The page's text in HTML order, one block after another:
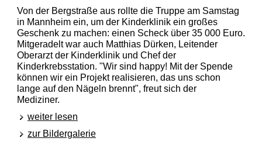
Von der Bergstraße aus rollte die Truppe am Samstag
in Mannheim ein, um der Kinderklinik ein großes
Geschenk zu machen: einen Scheck über 35 000 Euro.
Mitgeradelt war auch Matthias Dürken, Leitender
Oberarzt der Kinderklinik und Chef der
Kinderkrebsstation. "Wir sind happy! Mit der Spende
können wir ein Projekt realisieren, das uns schon
lange auf den Nägeln brennt", freut sich der
Mediziner.
weiter lesen
zur Bildergalerie